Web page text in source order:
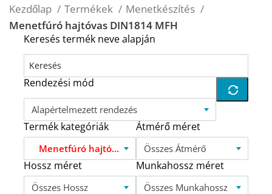
Kezdőlap
Termékek
Menetkészítés
Menetfúró hajtóvas DIN1814 MFH
Keresés termék neve alapján
Rendezési mód
Alapértelmezett rendezés
Termék kategóriák
Menetfúró hajtóvas DIN1814 MFH
Átmérő méret
Összes Átmérő
Hossz méret
Összes Hossz
Munkahossz méret
Összes Munkahossz